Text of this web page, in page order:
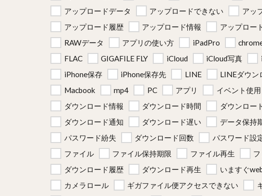
アップロードデータ
アップロードできない アッ
アップロード履歴
アップロード情報 アップロー
RAWデータ
アプリの使い方 iPadPro
FLAC
GIGAFILE FLY iCloud iCloud写真
iPhone保存
iPhone保存先 LINE LINEダウン
Macbook
mp4 PC アプリ イベント使用
ダウンロード情報
ダウンロード時間 ダウンロー
ダウンロード通知
ダウンロード遅い データ保持
パスワード紛失
ダウンロード回数 パスワード設
ファイル
ファイル保持期限 ファイル再生
ダウンロード履歴
ダウンロード再生 いますぐ
カメラロール
ギガファイル便アクセスできない